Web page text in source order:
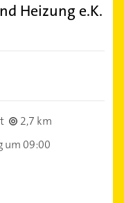
Heizung e.K.
2,7 km
um 09:00